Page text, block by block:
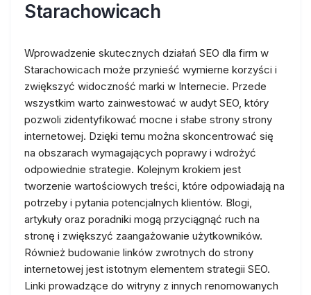
Starachowicach
Wprowadzenie skutecznych działań SEO dla firm w
Starachowicach może przynieść wymierne korzyści i
zwiększyć widoczność marki w Internecie. Przede
wszystkim warto zainwestować w audyt SEO, który
pozwoli zidentyfikować mocne i słabe strony strony
internetowej. Dzięki temu można skoncentrować się
na obszarach wymagających poprawy i wdrożyć
odpowiednie strategie. Kolejnym krokiem jest
tworzenie wartościowych treści, które odpowiadają na
potrzeby i pytania potencjalnych klientów. Blogi,
artykuły oraz poradniki mogą przyciągnąć ruch na
stronę i zwiększyć zaangażowanie użytkowników.
Również budowanie linków zwrotnych do strony
internetowej jest istotnym elementem strategii SEO.
Linki prowadzące do witryny z innych renomowanych